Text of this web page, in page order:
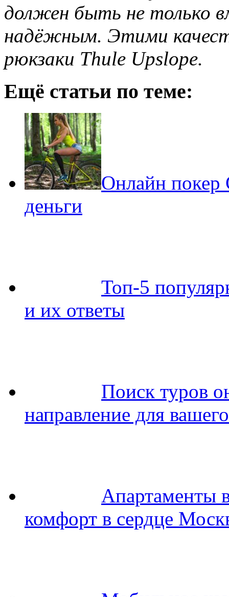
должен быть не только
надёжным. Этими
рюкзаки Thule Upslope.
Ещё статьи по теме:
Онлайн покер
деньги
Топ-5
и их ответы
Поиск туров
направление для
Апартаменты
комфорт в сердце